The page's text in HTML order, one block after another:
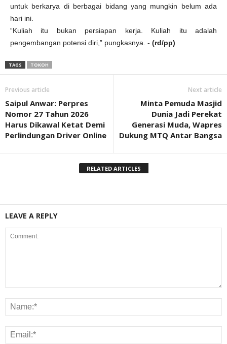
untuk berkarya di berbagai bidang yang mungkin belum ada
hari ini.
“Kuliah itu bukan persiapan kerja. Kuliah itu adalah
pengembangan potensi diri,” pungkasnya. - (rd/pp)
TAGS TOKOH
Previous article
Saipul Anwar: Perpres
Nomor 27 Tahun 2026
Harus Dikawal Ketat Demi
Perlindungan Driver Online
Next article
Minta Pemuda Masjid
Dunia Jadi Perekat
Generasi Muda, Wapres
Dukung MTQ Antar Bangsa
RELATED ARTICLES
LEAVE A REPLY